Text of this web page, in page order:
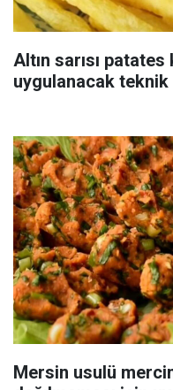
Altın sarısı patates
uygulanacak teknik
Mersin usulü